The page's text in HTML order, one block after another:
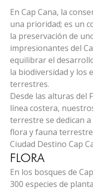
En Cap Cana, la
una prioridad; es un
la preservación de
impresionantes del
equilibrar el
la biodiversidad y los
terrestres.
Desde las alturas del
línea costera,
terrestre se dedican
flora y fauna
Ciudad Destino Cap
FLORA
En los bosques de
300 especies de